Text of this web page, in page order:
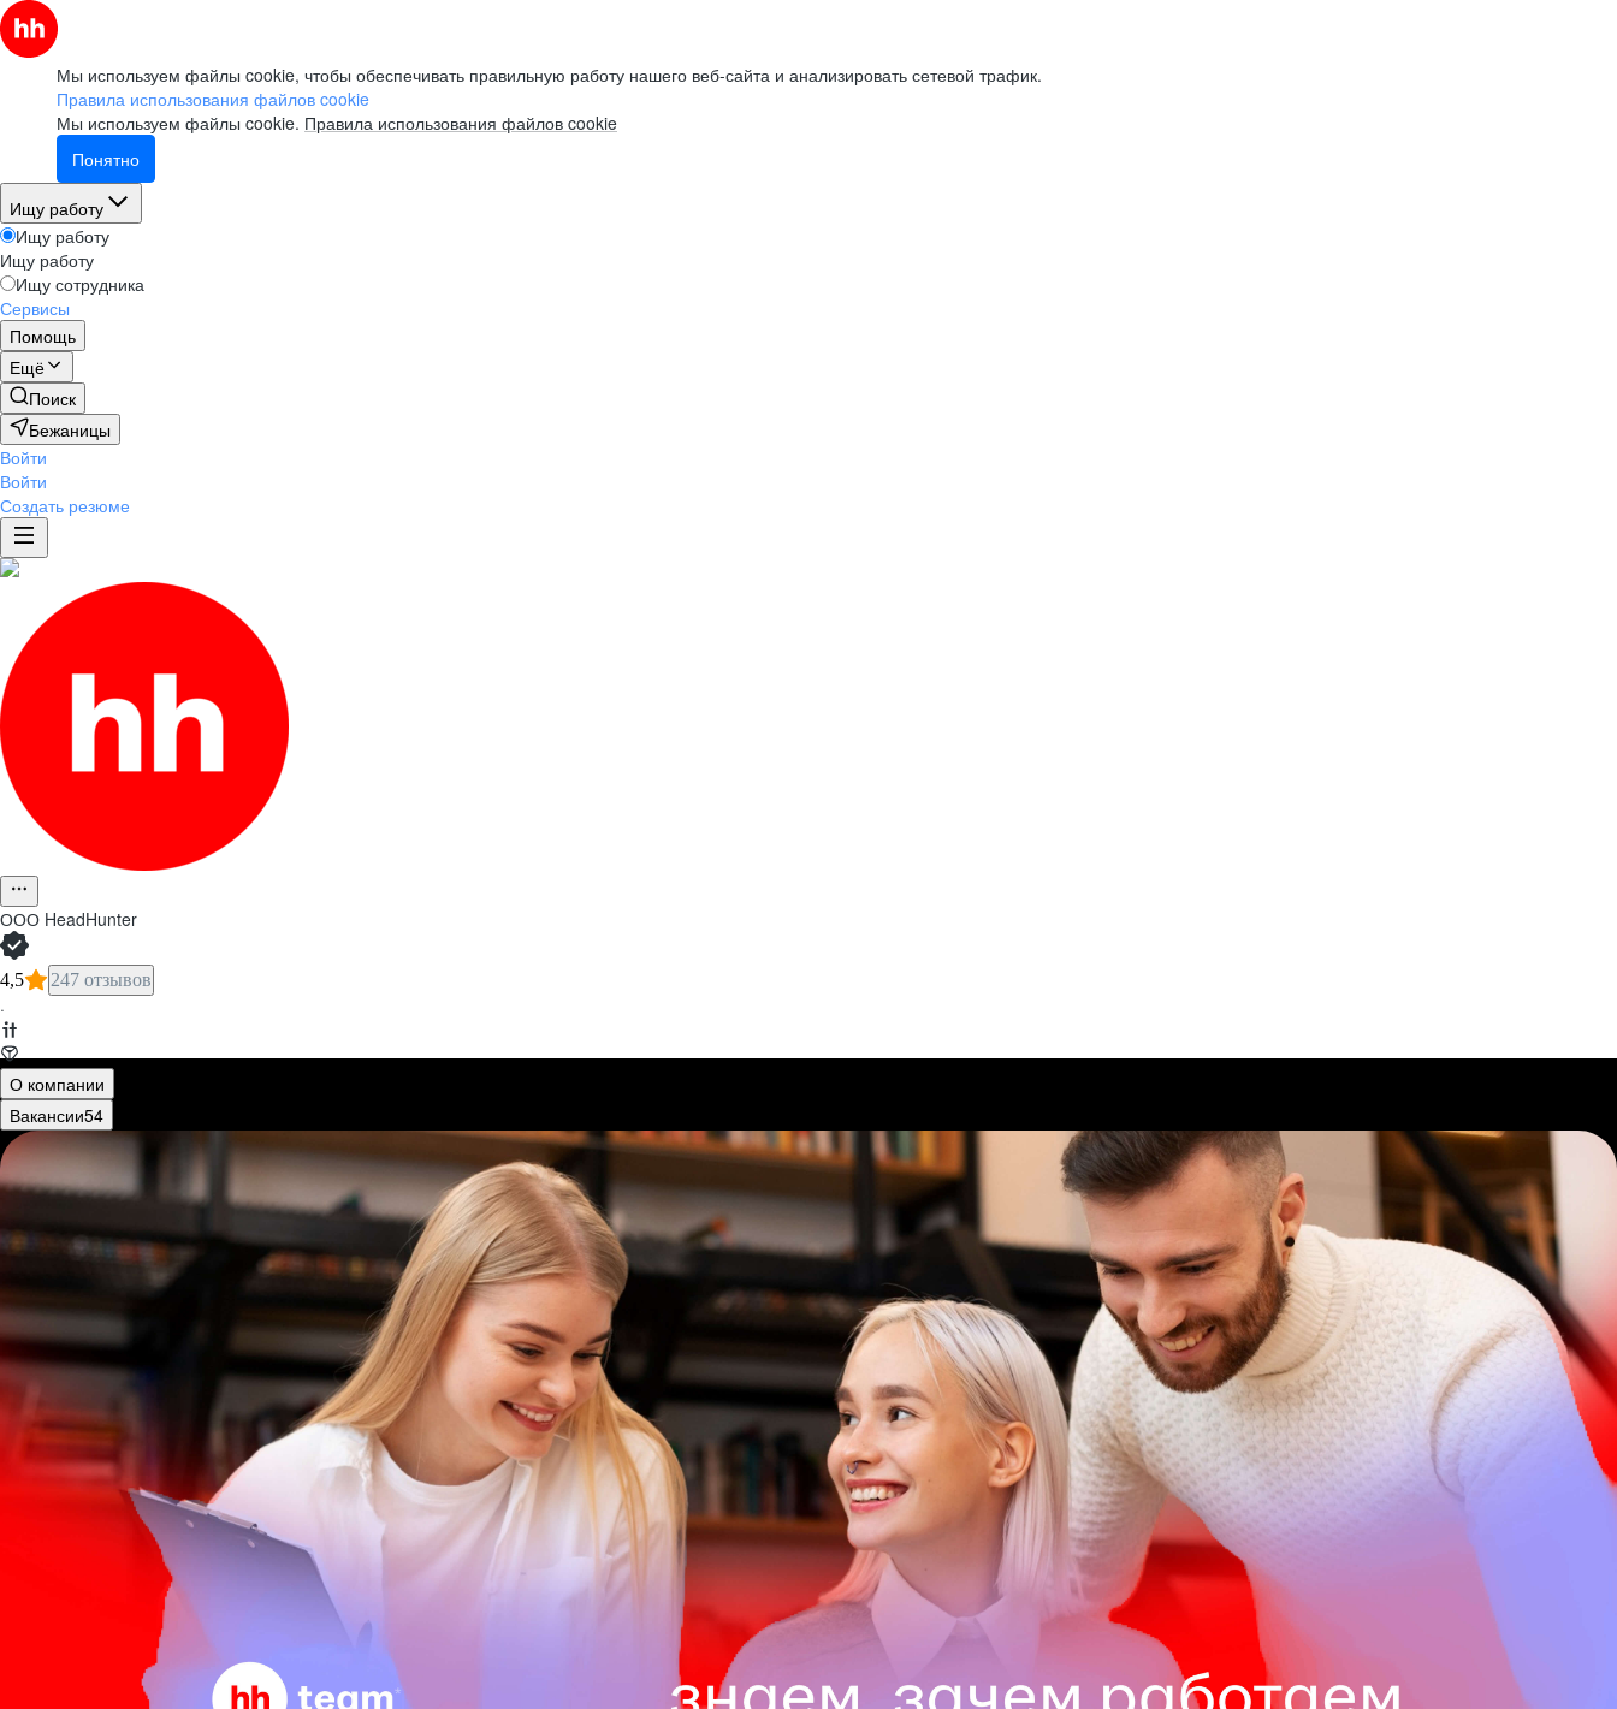
Мы используем файлы cookie, чтобы обеспечивать правильную работу нашего веб-сайта и анализировать сетевой трафик.
Правила использования файлов cookie
Мы используем файлы cookie. Правила использования файлов cookie
Понятно
Ищу работу
Ищу работу
Ищу работу
Ищу сотрудника
Сервисы
Помощь
Ещё
Поиск
Бежаницы
Войти
Войти
Создать резюме
ООО HeadHunter
4,5 247 отзывов
·
О компании
Вакансии54